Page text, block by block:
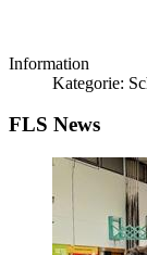
Information
Kategorie:
FLS News